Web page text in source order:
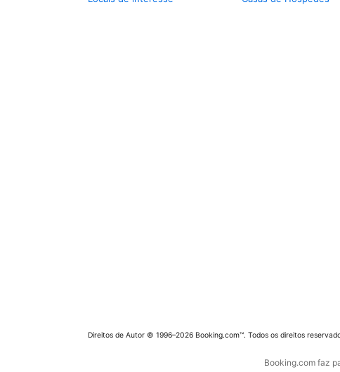
Direitos de Autor © 1996–2026 Booking.com™. Todos os direitos
Booking.com faz